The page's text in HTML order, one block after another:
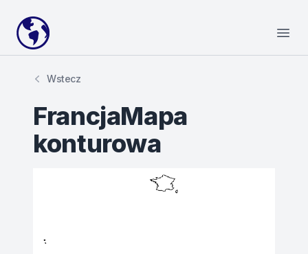
Your Company
Wstecz
FrancjaMapa
konturowa